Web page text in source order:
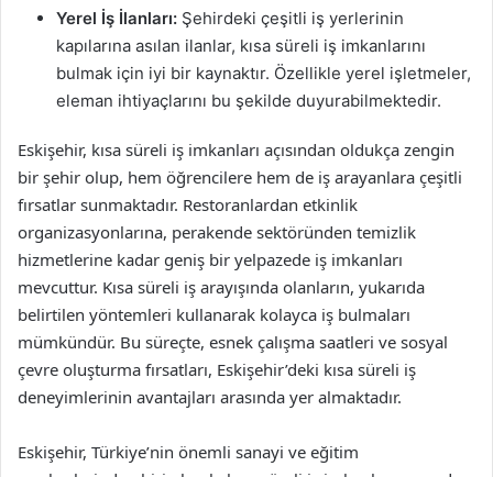
Yerel İş İlanları: Şehirdeki çeşitli iş yerlerinin
kapılarına asılan ilanlar, kısa süreli iş imkanlarını
bulmak için iyi bir kaynaktır. Özellikle yerel işletmeler,
eleman ihtiyaçlarını bu şekilde duyurabilmektedir.
Eskişehir, kısa süreli iş imkanları açısından oldukça zengin
bir şehir olup, hem öğrencilere hem de iş arayanlara çeşitli
fırsatlar sunmaktadır. Restoranlardan etkinlik
organizasyonlarına, perakende sektöründen temizlik
hizmetlerine kadar geniş bir yelpazede iş imkanları
mevcuttur. Kısa süreli iş arayışında olanların, yukarıda
belirtilen yöntemleri kullanarak kolayca iş bulmaları
mümkündür. Bu süreçte, esnek çalışma saatleri ve sosyal
çevre oluşturma fırsatları, Eskişehir’deki kısa süreli iş
deneyimlerinin avantajları arasında yer almaktadır.
Eskişehir, Türkiye’nin önemli sanayi ve eğitim